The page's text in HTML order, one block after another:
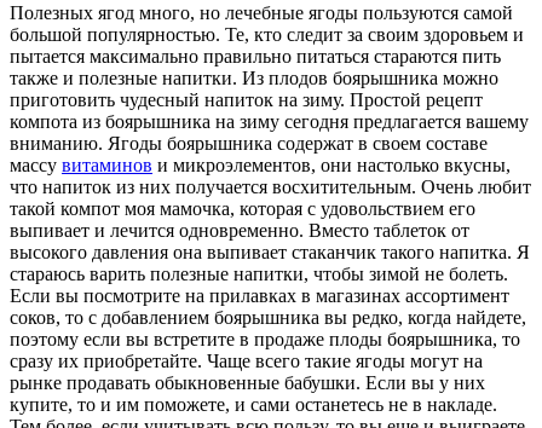
Полезных ягод много, но лечебные ягоды пользуются самой
большой популярностью. Те, кто следит за своим здоровьем и
пытается максимально правильно питаться стараются пить
также и полезные напитки. Из плодов боярышника можно
приготовить чудесный напиток на зиму. Простой рецепт
компота из боярышника на зиму сегодня предлагается вашему
вниманию. Ягоды боярышника содержат в своем составе
массу витаминов и микроэлементов, они настолько вкусны,
что напиток из них получается восхитительным. Очень любит
такой компот моя мамочка, которая с удовольствием его
выпивает и лечится одновременно. Вместо таблеток от
высокого давления она выпивает стаканчик такого напитка. Я
стараюсь варить полезные напитки, чтобы зимой не болеть.
Если вы посмотрите на прилавках в магазинах ассортимент
соков, то с добавлением боярышника вы редко, когда найдете,
поэтому если вы встретите в продаже плоды боярышника, то
сразу их приобретайте. Чаще всего такие ягоды могут на
рынке продавать обыкновенные бабушки. Если вы у них
купите, то и им поможете, и сами останетесь не в накладе.